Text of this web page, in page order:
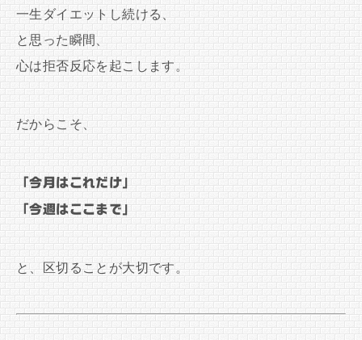
一生ダイエットし続ける、
と思った瞬間、
心は拒否反応を起こします。
だからこそ、
「今月はこれだけ」
「今週はここまで」
と、区切ることが大切です。